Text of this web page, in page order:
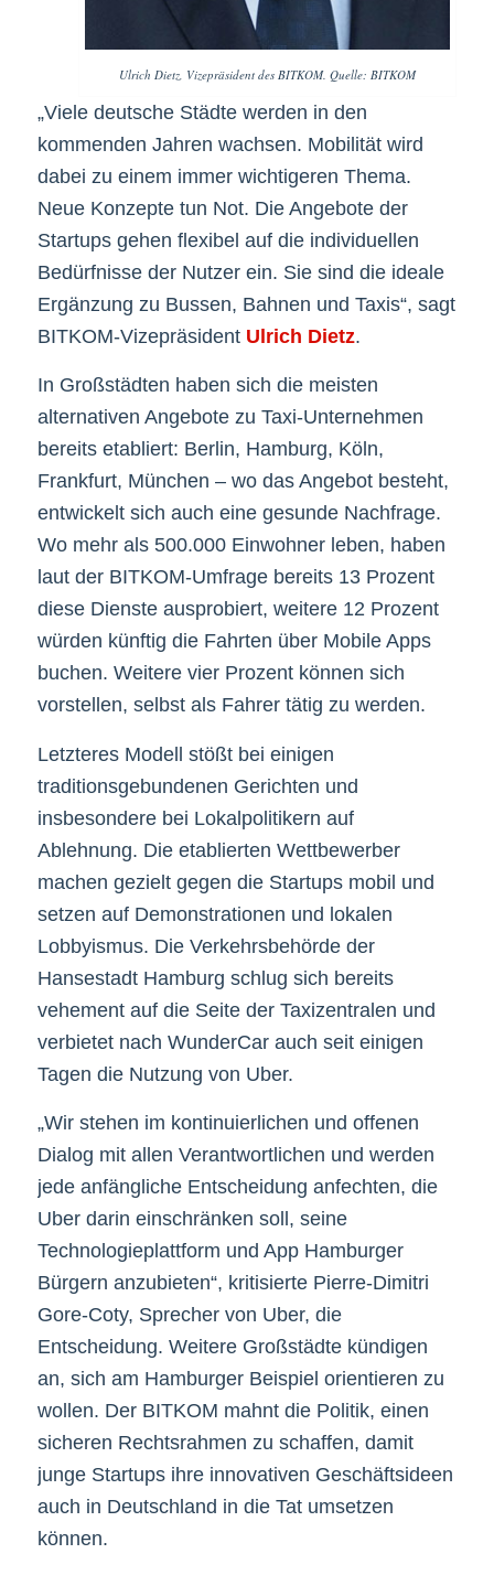
Ulrich Dietz, Vizepräsident des BITKOM. Quelle: BITKOM
„Viele deutsche Städte werden in den
kommenden Jahren wachsen. Mobilität wird
dabei zu einem immer wichtigeren Thema.
Neue Konzepte tun Not. Die Angebote der
Startups gehen flexibel auf die individuellen
Bedürfnisse der Nutzer ein. Sie sind die ideale
Ergänzung zu Bussen, Bahnen und Taxis“, sagt
BITKOM-Vizepräsident Ulrich Dietz.
In Großstädten haben sich die meisten
alternativen Angebote zu Taxi-Unternehmen
bereits etabliert: Berlin, Hamburg, Köln,
Frankfurt, München – wo das Angebot besteht,
entwickelt sich auch eine gesunde Nachfrage.
Wo mehr als 500.000 Einwohner leben, haben
laut der BITKOM-Umfrage bereits 13 Prozent
diese Dienste ausprobiert, weitere 12 Prozent
würden künftig die Fahrten über Mobile Apps
buchen. Weitere vier Prozent können sich
vorstellen, selbst als Fahrer tätig zu werden.
Letzteres Modell stößt bei einigen
traditionsgebundenen Gerichten und
insbesondere bei Lokalpolitikern auf
Ablehnung. Die etablierten Wettbewerber
machen gezielt gegen die Startups mobil und
setzen auf Demonstrationen und lokalen
Lobbyismus. Die Verkehrsbehörde der
Hansestadt Hamburg schlug sich bereits
vehement auf die Seite der Taxizentralen und
verbietet nach WunderCar auch seit einigen
Tagen die Nutzung von Uber.
„Wir stehen im kontinuierlichen und offenen
Dialog mit allen Verantwortlichen und werden
jede anfängliche Entscheidung anfechten, die
Uber darin einschränken soll, seine
Technologieplattform und App Hamburger
Bürgern anzubieten“, kritisierte Pierre-Dimitri
Gore-Coty, Sprecher von Uber, die
Entscheidung. Weitere Großstädte kündigen
an, sich am Hamburger Beispiel orientieren zu
wollen. Der BITKOM mahnt die Politik, einen
sicheren Rechtsrahmen zu schaffen, damit
junge Startups ihre innovativen Geschäftsideen
auch in Deutschland in die Tat umsetzen
können.